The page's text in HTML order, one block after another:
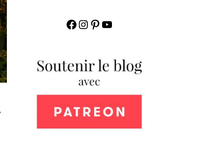
Facebook
Instagram
Pinterest
YouTube